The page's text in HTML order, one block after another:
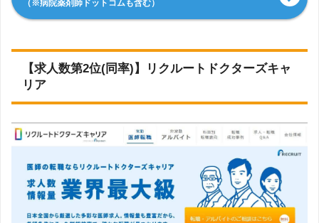
（※病院薬剤師ドットコムも含む）
【求人数第2位(同率)】リクルートドクターズキャ
リア